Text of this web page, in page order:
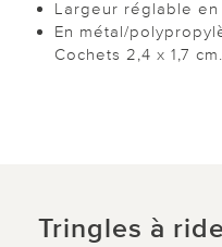
Largeur réglable en
En métal/
Cochets 2,4 x 1,7 cm.
Tringles à